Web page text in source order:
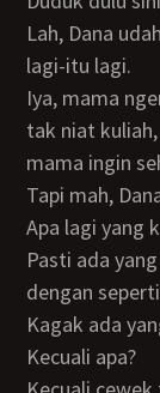
Lah, Dana udah tau mama mau bicarain apa. Pasti itu
lagi-itu lagi.
Iya, mama ngerti. Tapi mama inginnya meski kamu
tak niat
mama ingin
Tapi mah, Dana udah seneng kok hidup kayak gini.
Apa lagi yang
Pasti ada yang kurang. Masa kamu puas hanya
dengan
Kagak ada
Kecuali apa?